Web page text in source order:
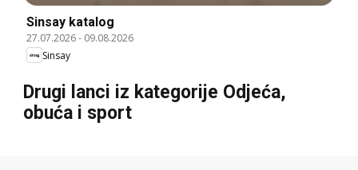
Sinsay katalog
27.07.2026- 09.08.2026
Sinsay
Drugi lanci iz kategorije Odjeća,
obuća i sport